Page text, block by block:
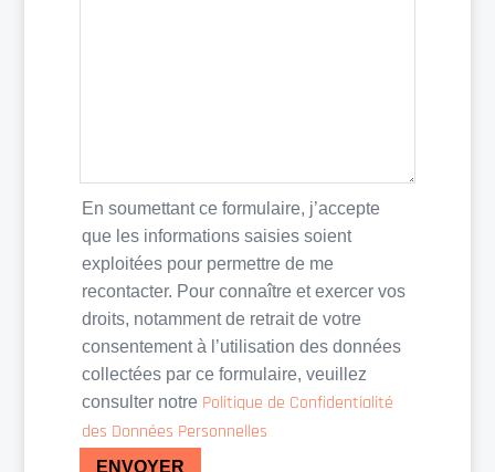
En soumettant ce formulaire, j’accepte
que les informations saisies soient
exploitées pour permettre de me
recontacter. Pour connaître et exercer vos
droits, notamment de retrait de votre
consentement à l’utilisation des données
collectées par ce formulaire, veuillez
consulter notre Politique de Confidentialité
des Données Personnelles